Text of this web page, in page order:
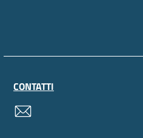
CONTATTI